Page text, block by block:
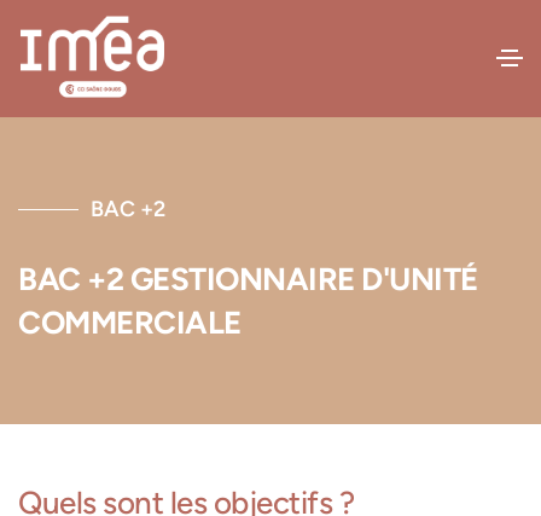
BAC +2
BAC +2 GESTIONNAIRE D'UNITÉ
COMMERCIALE
Quels sont les objectifs ?